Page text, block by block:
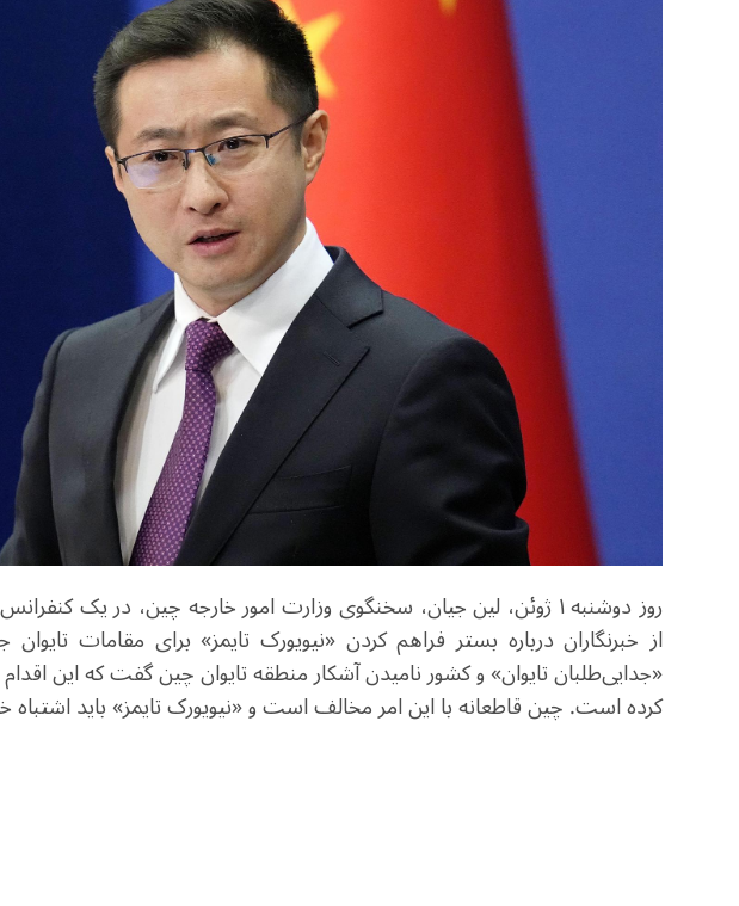
روز دوشنبه ۱ ژوئن، لین جیان، سخنگوی وزارت امور خارجه چین، در یک
از خبرنگاران درباره بستر فراهم کردن «نیویورک تایمز» برای مقامات
«جدایی‌طلبان تایوان» و کشور نامیدن آشکار منطقه تایوان چین گفت که این
کرده است. چین قاطعانه با این امر مخالف است و «نیویورک تایمز» باید اشتباه